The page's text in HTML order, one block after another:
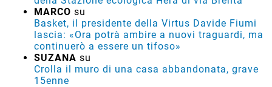
MARCO su
Basket, il presidente della Virtus Davide Fiumi
lascia: «Ora potrà ambire a nuovi traguardi, ma
continuerò a essere un tifoso»
SUZANA su
Crolla il muro di una casa abbandonata, grave
15enne